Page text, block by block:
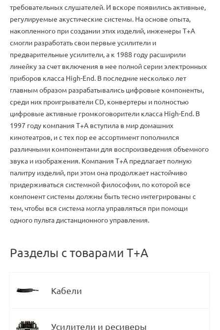
требовательных слушателей. И вскоре появились активные,
регулируемые акустические системы. На основе опыта,
накопленного при создании этих изделий, инженеры T+A
смогли разработать свои первые усилители и
предварительные усилители, а к 1988 году расширили
линейку за счет включения в нее полной серии электронных
приборов класса High-End. В последние несколько лет
главным образом разрабатывались цифровые компоненты,
среди них проигрыватели CD, конвертеры и полностью
цифровые активные громкоговорители класса High-End. В
1997 году компания T+A вступила в мир домашних
кинотеатров, и с тех пор ее ассортимент пополнился
различными компонентами для воспроизведения объемного
звука и изображения. Компания T+A предлагает полную
палитру изделий, при этом она продолжает настойчиво
придерживаться системной философии, по которой все
компонент системы должны быть тесно интегрированы с
тем, чтобы вся система могла управляться при помощи
одного пульта дистанционного управления.
Разделы с товарами T+A
Кабели
Усилители и ресиверы